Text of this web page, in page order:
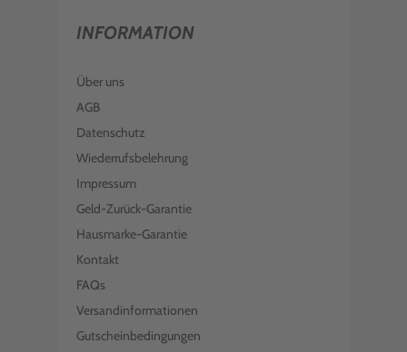
INFORMATION
Über uns
AGB
Datenschutz
Wiederrufsbelehrung
Impressum
Geld-Zurück-Garantie
Hausmarke-Garantie
Kontakt
FAQs
Versandinformationen
Gutscheinbedingungen